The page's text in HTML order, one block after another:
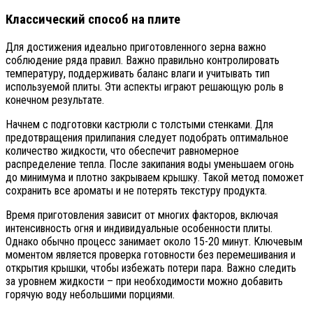
Классический способ на плите
Для достижения идеально приготовленного зерна важно
соблюдение ряда правил. Важно правильно контролировать
температуру, поддерживать баланс влаги и учитывать тип
используемой плиты. Эти аспекты играют решающую роль в
конечном результате.
Начнем с подготовки кастрюли с толстыми стенками. Для
предотвращения прилипания следует подобрать оптимальное
количество жидкости, что обеспечит равномерное
распределение тепла. После закипания воды уменьшаем огонь
до минимума и плотно закрываем крышку. Такой метод поможет
сохранить все ароматы и не потерять текстуру продукта.
Время приготовления зависит от многих факторов, включая
интенсивность огня и индивидуальные особенности плиты.
Однако обычно процесс занимает около 15-20 минут. Ключевым
моментом является проверка готовности без перемешивания и
открытия крышки, чтобы избежать потери пара. Важно следить
за уровнем жидкости – при необходимости можно добавить
горячую воду небольшими порциями.